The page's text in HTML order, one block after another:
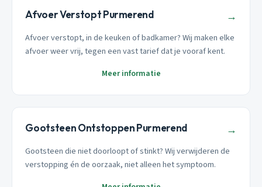
Afvoer Verstopt Purmerend →
Afvoer verstopt, in de keuken of badkamer? Wij maken elke
afvoer weer vrij, tegen een vast tarief dat je vooraf kent.
Meer informatie
Gootsteen Ontstoppen Purmerend →
Gootsteen die niet doorloopt of stinkt? Wij verwijderen de
verstopping én de oorzaak, niet alleen het symptoom.